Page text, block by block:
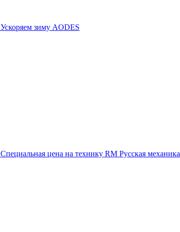
Ускоряем зиму AODES
Специальная цена на технику RM Русская механика